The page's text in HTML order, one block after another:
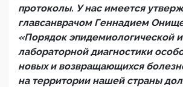
протоколы. У нас имеется
главсанврачом Геннадием
«Порядок эпидемиологической и
лабораторной диагностики
новых и возвращающихся
на территории нашей страны